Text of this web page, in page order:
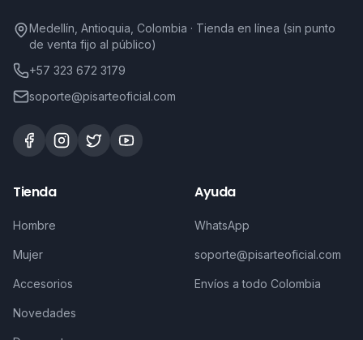
Medellín, Antioquia, Colombia · Tienda en línea (sin punto
de venta fijo al público)
+57 323 672 3179
soporte@pisarteoficial.com
Tienda
Hombre
Mujer
Accesorios
Novedades
Ayuda
WhatsApp
soporte@pisarteoficial.com
Envíos a todo Colombia